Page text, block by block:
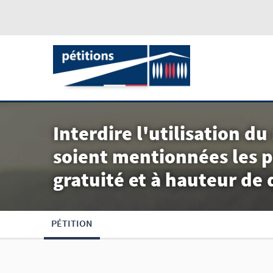
Interdire l'utilisation du
soient mentionnées les
gratuité et à hauteur de
PÉTITION